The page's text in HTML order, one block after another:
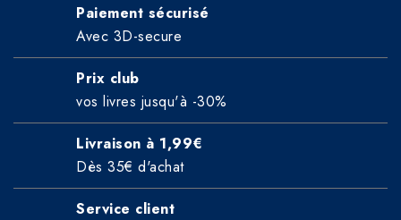
Paiement sécurisé
Avec 3D-secure
Prix club
vos livres jusqu'à -30%
Livraison à 1,99€
Dès 35€ d'achat
Service client